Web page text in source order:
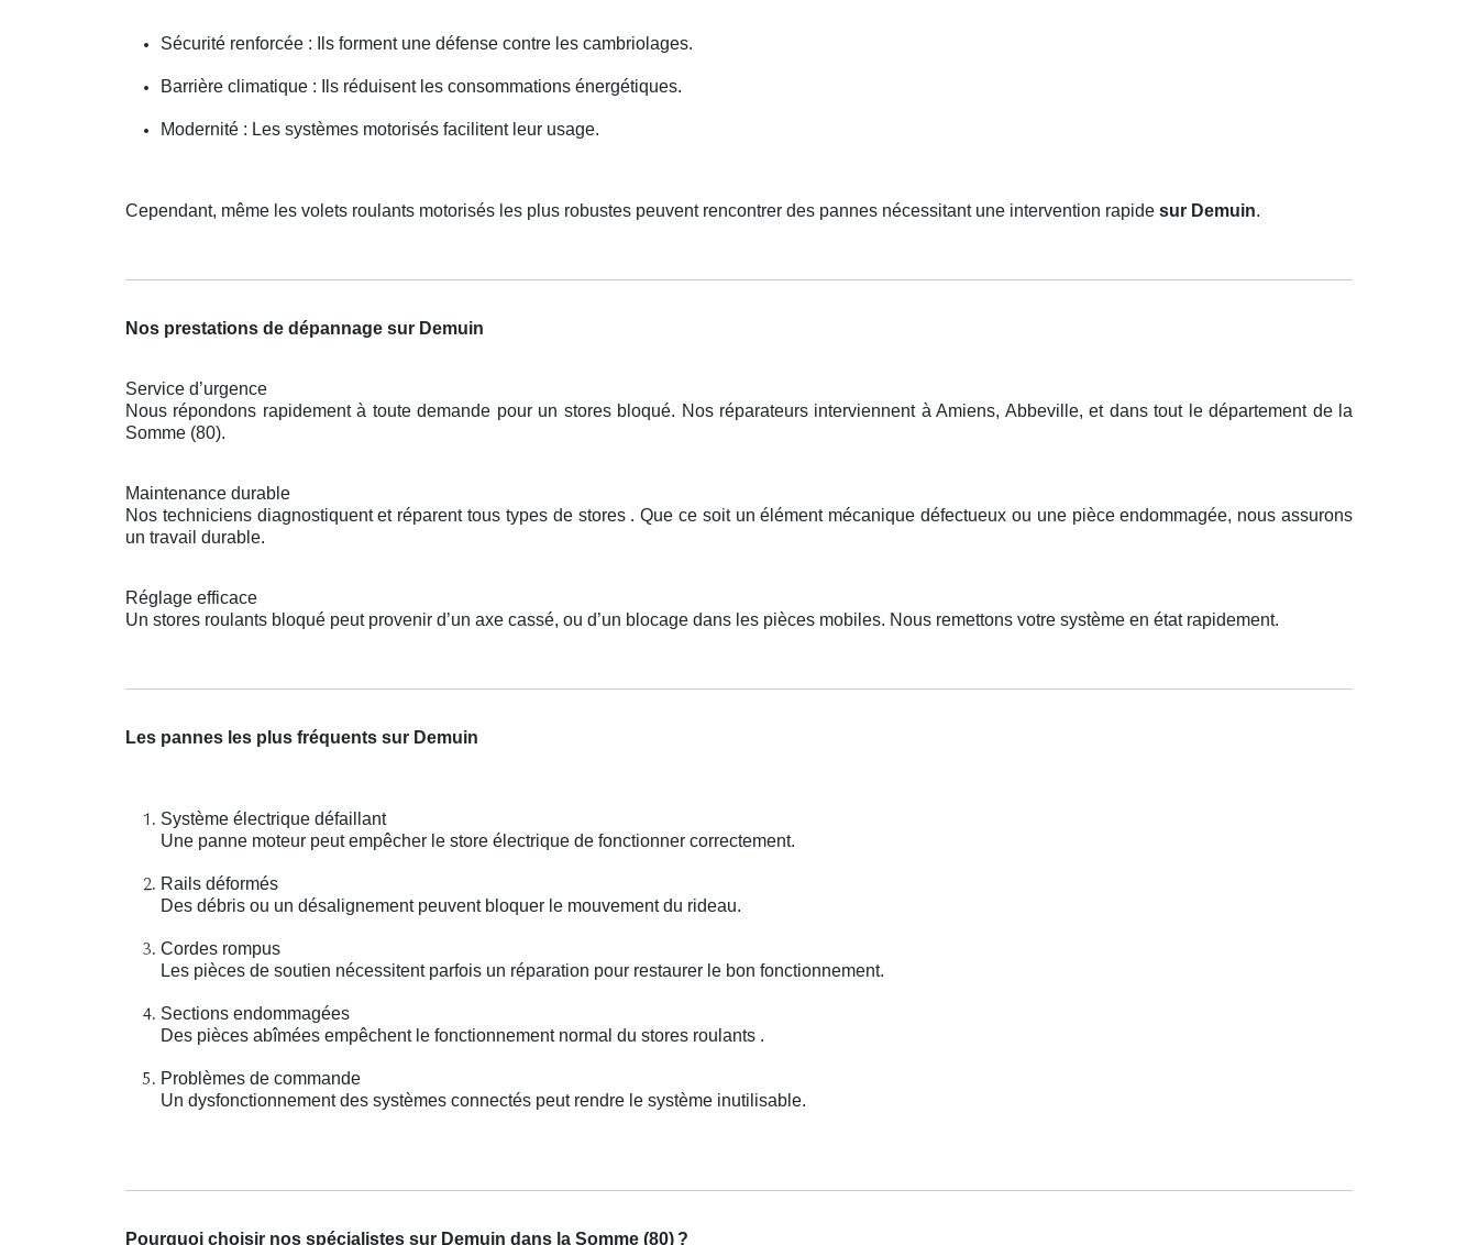
Sécurité renforcée : Ils forment une défense contre les cambriolages.
Barrière climatique : Ils réduisent les consommations énergétiques.
Modernité : Les systèmes motorisés facilitent leur usage.
Cependant, même les volets roulants motorisés les plus robustes peuvent rencontrer des pannes nécessitant une intervention rapide sur Demuin.
Nos prestations de dépannage sur Demuin
Service d’urgence
Nous répondons rapidement à toute demande pour un stores bloqué. Nos réparateurs interviennent à Amiens, Abbeville, et dans tout le département de la
Somme (80).
Maintenance durable
Nos techniciens diagnostiquent et réparent tous types de stores . Que ce soit un élément mécanique défectueux ou une pièce endommagée, nous assurons
un travail durable.
Réglage efficace
Un stores roulants bloqué peut provenir d’un axe cassé, ou d’un blocage dans les pièces mobiles. Nous remettons votre système en état rapidement.
Les pannes les plus fréquents sur Demuin
Système électrique défaillant
Une panne moteur peut empêcher le store électrique de fonctionner correctement.
Rails déformés
Des débris ou un désalignement peuvent bloquer le mouvement du rideau.
Cordes rompus
Les pièces de soutien nécessitent parfois un réparation pour restaurer le bon fonctionnement.
Sections endommagées
Des pièces abîmées empêchent le fonctionnement normal du stores roulants .
Problèmes de commande
Un dysfonctionnement des systèmes connectés peut rendre le système inutilisable.
Pourquoi choisir nos spécialistes sur Demuin dans la Somme (80) ?